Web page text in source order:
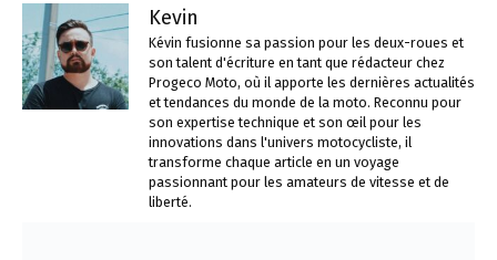
Kevin
Kévin fusionne sa passion pour les deux-roues et
son talent d'écriture en tant que rédacteur chez
Progeco Moto, où il apporte les dernières actualités
et tendances du monde de la moto. Reconnu pour
son expertise technique et son œil pour les
innovations dans l'univers motocycliste, il
transforme chaque article en un voyage
passionnant pour les amateurs de vitesse et de
liberté.